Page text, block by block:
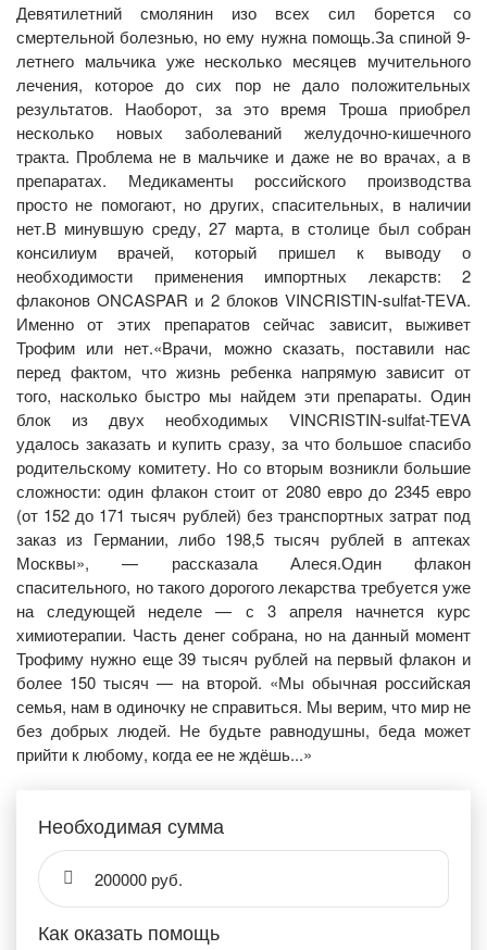
Девятилетний смолянин изо всех сил борется со
смертельной болезнью, но ему нужна помощь.За спиной 9-
летнего мальчика уже несколько месяцев мучительного
лечения, которое до сих пор не дало положительных
результатов. Наоборот, за это время Троша приобрел
несколько новых заболеваний желудочно-кишечного
тракта. Проблема не в мальчике и даже не во врачах, а в
препаратах. Медикаменты российского производства
просто не помогают, но других, спасительных, в наличии
нет.В минувшую среду, 27 марта, в столице был собран
консилиум врачей, который пришел к выводу о
необходимости применения импортных лекарств: 2
флаконов ONCASPAR и 2 блоков VINCRISTIN-sulfat-TEVA.
Именно от этих препаратов сейчас зависит, выживет
Трофим или нет.«Врачи, можно сказать, поставили нас
перед фактом, что жизнь ребенка напрямую зависит от
того, насколько быстро мы найдем эти препараты. Один
блок из двух необходимых VINCRISTIN-sulfat-TEVA
удалось заказать и купить сразу, за что большое спасибо
родительскому комитету. Но со вторым возникли большие
сложности: один флакон стоит от 2080 евро до 2345 евро
(от 152 до 171 тысяч рублей) без транспортных затрат под
заказ из Германии, либо 198,5 тысяч рублей в аптеках
Москвы», — рассказала Алеся.Один флакон
спасительного, но такого дорогого лекарства требуется уже
на следующей неделе — с 3 апреля начнется курс
химиотерапии. Часть денег собрана, но на данный момент
Трофиму нужно еще 39 тысяч рублей на первый флакон и
более 150 тысяч — на второй. «Мы обычная российская
семья, нам в одиночку не справиться. Мы верим, что мир не
без добрых людей. Не будьте равнодушны, беда может
прийти к любому, когда ее не ждёшь...»
Необходимая сумма
200000 руб.
Как оказать помощь